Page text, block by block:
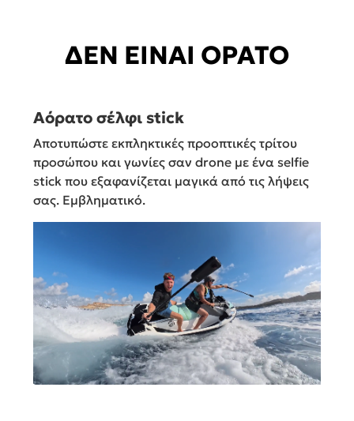
ΔΕΝ ΕΙΝΑΙ ΟΡΑΤΟ
Αόρατο σέλφι stick
Αποτυπώστε εκπληκτικές προοπτικές τρίτου
προσώπου και γωνίες σαν drone με ένα selfie
stick που εξαφανίζεται μαγικά από τις λήψεις
σας. Εμβληματικό.